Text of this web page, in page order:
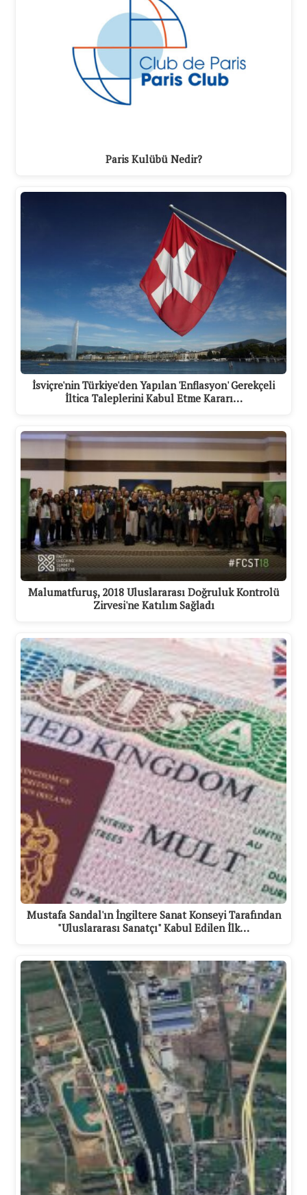
Paris Kulübü Nedir?
İsviçre'nin Türkiye'den Yapılan 'Enflasyon' Gerekçeli
İltica Taleplerini Kabul Etme Kararı…
Malumatfuruş, 2018 Uluslararası Doğruluk Kontrolü
Zirvesi'ne Katılım Sağladı
Mustafa Sandal'ın İngiltere Sanat Konseyi Tarafından
"Uluslararası Sanatçı" Kabul Edilen İlk…